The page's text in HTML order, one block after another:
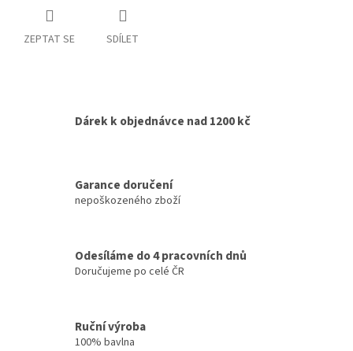
ZEPTAT SE SDÍLET
Dárek k objednávce nad 1200 kč
Garance doručení
nepoškozeného zboží
Odesíláme do 4 pracovních dnů
Doručujeme po celé ČR
Ruční výroba
100% bavlna